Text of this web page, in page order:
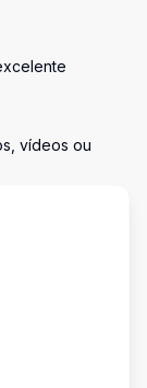
vídeos ou